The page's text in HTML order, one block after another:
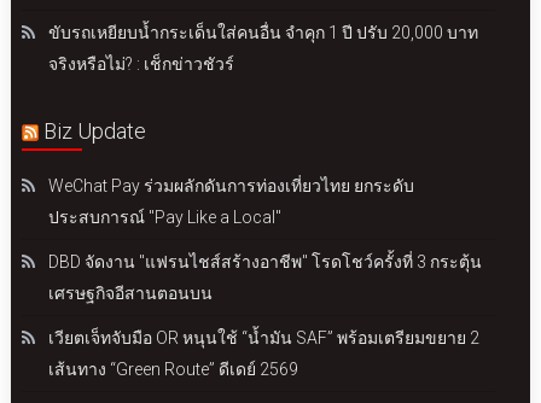
ขับรถเหยียบน้ำกระเด็นใส่คนอื่น จำคุก 1 ปี ปรับ 20,000 บาท
จริงหรือไม่? : เช็กข่าวชัวร์
Biz Update
WeChat Pay ร่วมผลักดันการท่องเที่ยวไทย ยกระดับ
ประสบการณ์ "Pay Like a Local"
DBD จัดงาน "แฟรนไชส์สร้างอาชีพ" โรดโชว์ครั้งที่ 3 กระตุ้น
เศรษฐกิจอีสานตอนบน
เวียตเจ็ทจับมือ OR หนุนใช้ “น้ำมัน SAF” พร้อมเตรียมขยาย 2
เส้นทาง “Green Route” ดีเดย์ 2569